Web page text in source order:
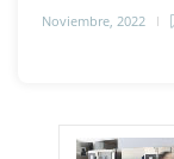
Noviembre, 2022